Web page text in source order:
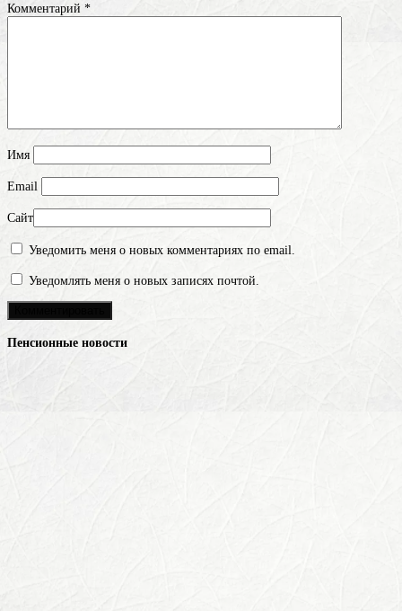
Комментарий *
Имя
Email
Сайт
Уведомить меня о новых комментариях по email.
Уведомлять меня о новых записях почтой.
Пенсионные новости